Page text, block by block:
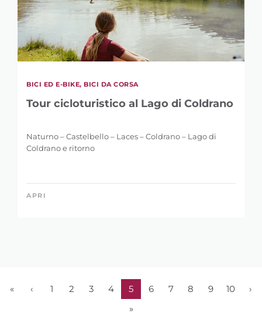
BICI ED E-BIKE, BICI DA CORSA
Tour cicloturistico al Lago di Coldrano
Naturno – Castelbello – Laces – Coldrano – Lago di
Coldrano e ritorno
APRI
« ‹ 1 2 3 4 5 6 7 8 9 10
›
»